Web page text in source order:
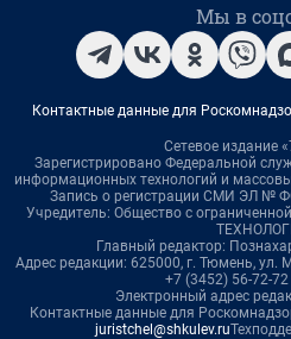
Мы в
Контактные данные для
Сетевое издание
Зарегистрировано Федеральной
информационных технологий и
Запись о регистрации СМИ ЭЛ №
Учредитель: Общество с
Главный редактор:
Адрес редакции: 625000, г. Тюмень, ул.
+7 (3452) 56-72-
Электронный адрес
Контактные данные для
juristchel@shkulev.ru